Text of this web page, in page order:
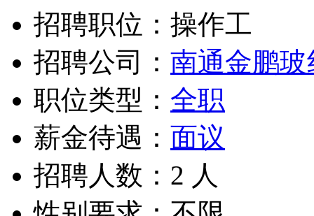
招聘职位：操作工
招聘公司： 南通金鹏
职位类型： 全职
薪金待遇： 面议
招聘人数：2 人